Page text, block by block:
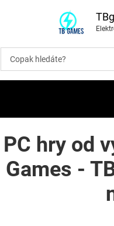
o
i
t
b
PC hry od
Games -